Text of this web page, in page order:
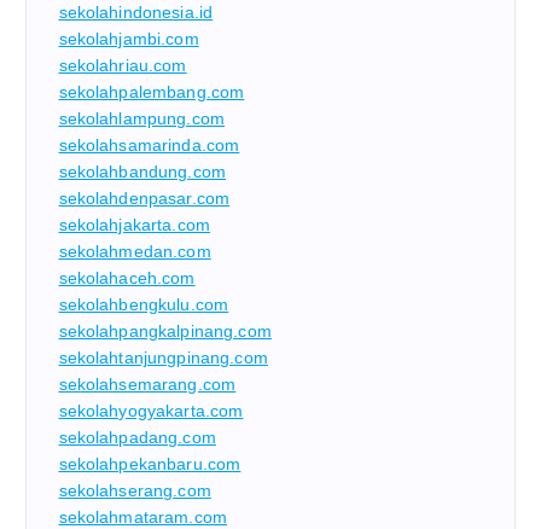
sekolahindonesia.id
sekolahjambi.com
sekolahriau.com
sekolahpalembang.com
sekolahlampung.com
sekolahsamarinda.com
sekolahbandung.com
sekolahdenpasar.com
sekolahjakarta.com
sekolahmedan.com
sekolahaceh.com
sekolahbengkulu.com
sekolahpangkalpinang.com
sekolahtanjungpinang.com
sekolahsemarang.com
sekolahyogyakarta.com
sekolahpadang.com
sekolahpekanbaru.com
sekolahserang.com
sekolahmataram.com